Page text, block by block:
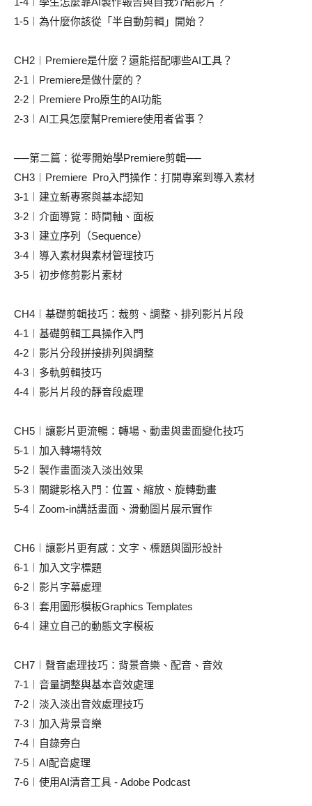
1-5︱為什麼你該從「半自動剪輯」開始？
CH2︱Premiere是什麼？還能搭配哪些AI工具？
2-1︱Premiere是做什麼的？
2-2︱Premiere Pro原生的AI功能
2-3︱AI工具怎麼幫Premiere使用者省事？
──第二篇：從零開始學Premiere剪輯──
CH3︱Premiere Pro入門操作：打開專案到導入素材
3-1︱建立新專案與基本認知
3-2︱介面導覽：時間軸、面板
3-3︱建立序列（Sequence）
3-4︱導入素材與素材管理技巧
3-5︱初步修剪影片素材
CH4︱基礎剪輯技巧：裁剪、調整、排列影片片段
4-1︱基礎剪輯工具操作入門
4-2︱影片分段拼接排列與調整
4-3︱多軌剪輯技巧
4-4︱影片片段的靜音段處理
CH5︱讓影片更流暢：轉場、動畫與畫面變化技巧
5-1︱加入轉場特效
5-2︱製作畫面淡入淡出效果
5-3︱關鍵影格入門：位置、縮放、旋轉動畫
5-4︱Zoom-in講話畫面、滑動圖片展示實作
CH6︱讓影片更有感：文字、標題與圖形設計
6-1︱加入文字標題
6-2︱影片字幕處理
6-3︱套用圖形模板Graphics Templates
6-4︱建立自己的動態文字模板
CH7︱聲音處理技巧：背景音樂、配音、音效
7-1︱音量調整與基本音效處理
7-2︱淡入淡出音效處理技巧
7-3︱加入背景音樂
7-4︱自錄旁白
7-5︱AI配音處理
7-6︱使用AI清音工具 - Adobe Podcast